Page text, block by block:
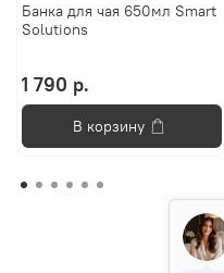
Банка для чая 650мл Smart
Solutions
1 790 р.
В корзину